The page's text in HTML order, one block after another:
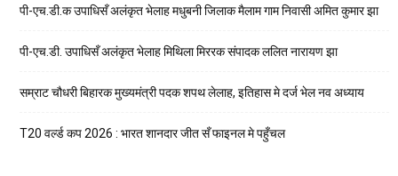
पी-एच.डी.क उपाधिसँ अलंकृत भेलाह मधुबनी जिलाक मैलाम गाम निवासी अमित कुमार झा
पी-एच.डी. उपाधिसँ अलंकृत भेलाह मिथिला मिररक संपादक ललित नारायण झा
सम्राट चौधरी बिहारक मुख्यमंत्री पदक शपथ लेलाह, इतिहास मे दर्ज भेल नव अध्याय
T20 वर्ल्ड कप 2026 : भारत शानदार जीत सँ फाइनल मे पहुँचल